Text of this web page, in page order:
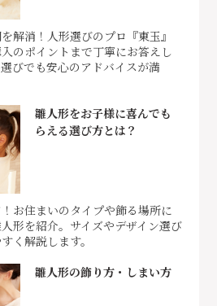
解消！人形選びのプロ『東玉』
のポイントまで丁寧にお答えし
びでも安心のアドバイスが満
雛人形をお子様に喜んでも
らえる選び方とは？
お住まいのタイプや飾る場所に
形を紹介。サイズやデザイン選び
く解説します。
雛人形の飾り方・しまい方